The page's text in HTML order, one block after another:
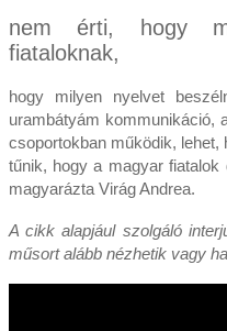
nem érti, hogy
fiataloknak,
hogy milyen nyelvet
urambátyám kommunikáció,
csoportokban működik,
tűnik, hogy a magyar fiatalok
magyarázta Virág Andrea.
A cikk alapjául szolgáló
műsort alább nézhetik vagy